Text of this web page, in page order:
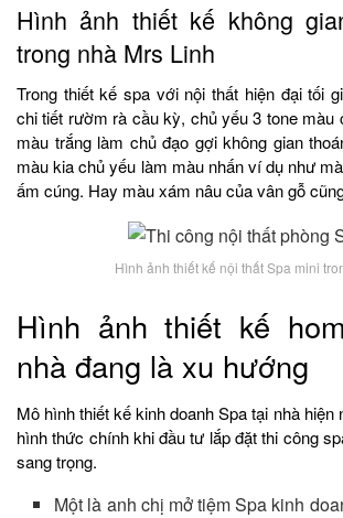
Hình ảnh thiết kế không
trong nhà Mrs Linh
Trong thiết kế spa với nội thất hiện đại tối
chi tiết rườm rà cầu kỳ, chủ yếu 3 tone màu
màu trắng làm chủ đạo gợi không gian
màu kia chủ yếu làm màu nhấn ví dụ như
ấm cúng. Hay màu xám nâu của vân gỗ
Hình ảnh thiết kế nội thất Spa mini
Hình ảnh thiết kế
nhà đang là xu hướng
Mô hình thiết kế kinh doanh Spa tại nhà
hình thức chính khi đầu tư lắp đặt thi công
sang trọng.
Một là anh chị mở tiệm Spa kinh